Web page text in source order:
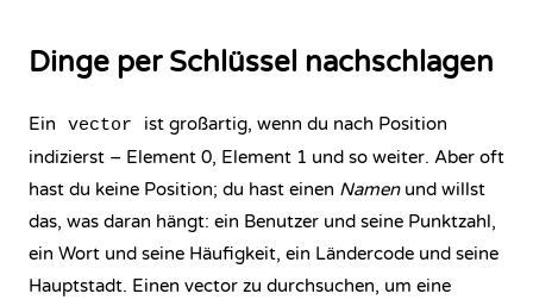
Dinge per Schlüssel nachschlagen
Ein vector
ist großartig, wenn du nach Position
indizierst – Element 0, Element 1 und so weiter. Aber oft
hast du keine Position; du hast einen Namenund willst
das, was daran hängt: ein Benutzer und seine Punktzahl,
ein Wort und seine Häufigkeit, ein Ländercode und seine
Hauptstadt. Einen vector zu durchsuchen, um eine